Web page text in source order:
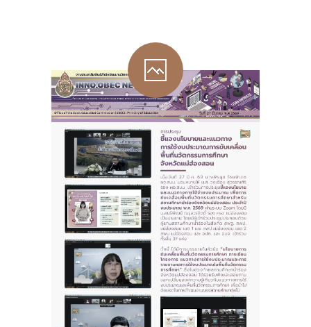
---- รายงานการวิเคราะห์ผลกระทบที่อาจเกิดขึ้นจากกฎ
หมายฯ
-- รายงานคณะผู้ประเมินอิสระ
---- รอบประเมิน (พ.ศ. 2562-2564)
-- รายงานประจำปี
---- ปีการศึกษา 2564
---- ปีการศึกษา 2565
---- ปีการศึกษา 2567
-- รายงานผล กขศ.สพท.
-- เอกสารเผยแพร่